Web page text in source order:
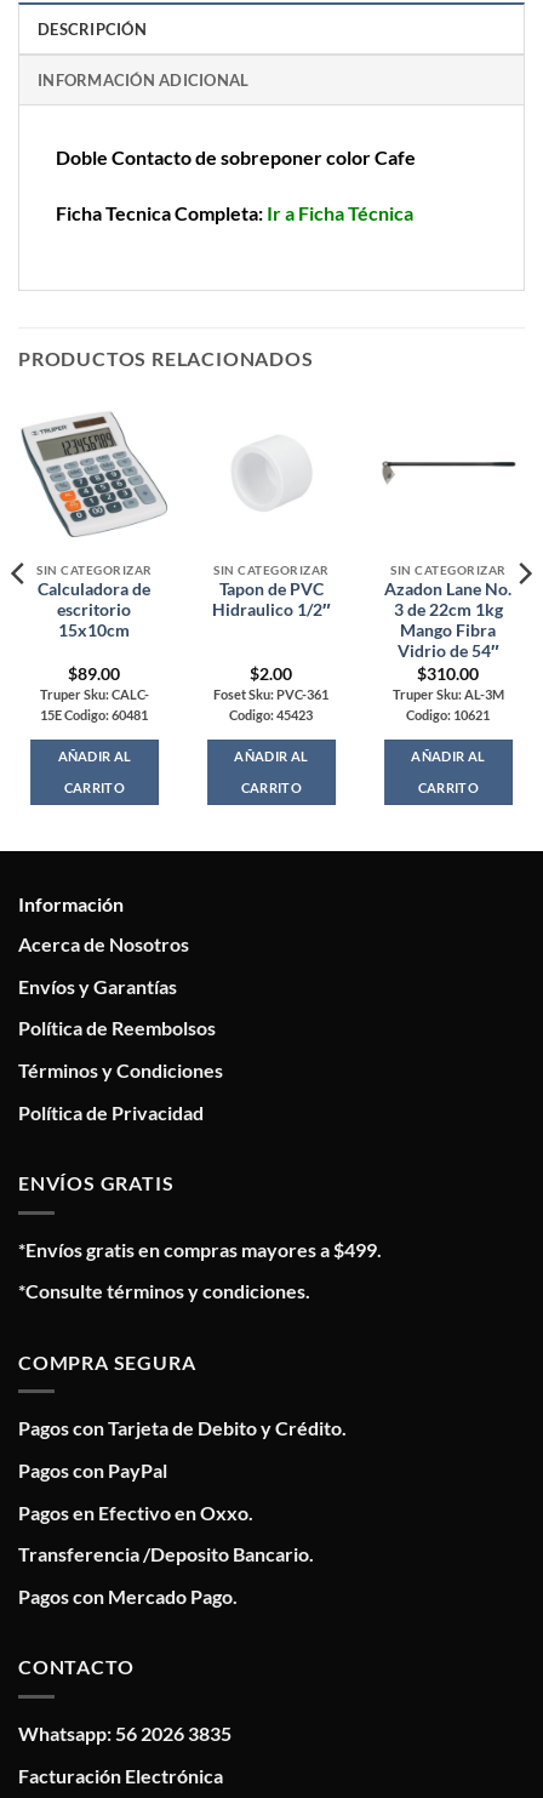
DESCRIPCIÓN
INFORMACIÓN ADICIONAL
Doble Contacto de sobreponer color Cafe
Ficha Tecnica Completa: Ir a Ficha Técnica
PRODUCTOS RELACIONADOS
SIN CATEGORIZAR
Calculadora de
escritorio
15x10cm
$89.00
Truper Sku: CALC-
15E Codigo: 60481
AÑADIR AL
CARRITO
SIN CATEGORIZAR
Tapon de PVC
Hidraulico 1/2″
$2.00
Foset Sku: PVC-361
Codigo: 45423
AÑADIR AL
CARRITO
SIN CATEGORIZAR
Azadon Lane No.
3 de 22cm 1kg
Mango Fibra
Vidrio de 54″
$310.00
Truper Sku: AL-3M
Codigo: 10621
AÑADIR AL
CARRITO
Información
Acerca de Nosotros
Envíos y Garantías
Política de Reembolsos
Términos y Condiciones
Política de Privacidad
ENVÍOS GRATIS
*Envíos gratis en compras mayores a $499.
*Consulte términos y condiciones.
COMPRA SEGURA
Pagos con Tarjeta de Debito y Crédito.
Pagos con PayPal
Pagos en Efectivo en Oxxo.
Transferencia /Deposito Bancario.
Pagos con Mercado Pago.
CONTACTO
Whatsapp: 56 2026 3835
Facturación Electrónica